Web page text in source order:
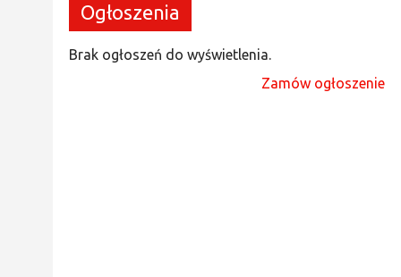
Ogłoszenia
Brak ogłoszeń do wyświetlenia.
Zamów ogłoszenie